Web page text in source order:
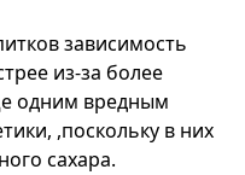
зависимость
из-за более
одним вредным
,поскольку в них
сахара.